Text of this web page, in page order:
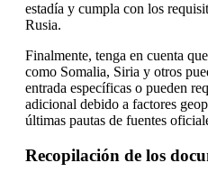
estadía y cumpla con los
Rusia.
Finalmente, tenga en cuenta
como Somalia, Siria y otros
entrada específicas o pueden
adicional debido a factores
últimas pautas de fuentes
Recopilación de los